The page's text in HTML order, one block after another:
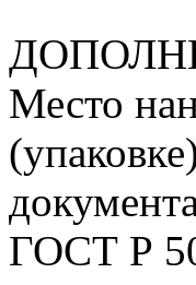
Место
ГОСТ Р